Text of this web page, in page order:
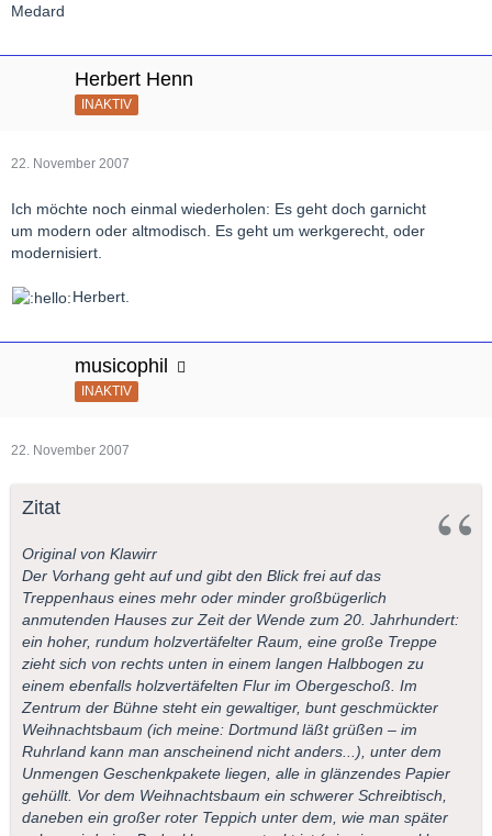
Medard
Herbert Henn
INAKTIV
22. November 2007
Ich möchte noch einmal wiederholen: Es geht doch garnicht
um modern oder altmodisch. Es geht um werkgerecht, oder
modernisiert.
Herbert.
musicophil
INAKTIV
22. November 2007
Zitat
Original von Klawirr
Der Vorhang geht auf und gibt den Blick frei auf das
Treppenhaus eines mehr oder minder großbügerlich
anmutenden Hauses zur Zeit der Wende zum 20. Jahrhundert:
ein hoher, rundum holzvertäfelter Raum, eine große Treppe
zieht sich von rechts unten in einem langen Halbbogen zu
einem ebenfalls holzvertäfelten Flur im Obergeschoß. Im
Zentrum der Bühne steht ein gewaltiger, bunt geschmückter
Weihnachtsbaum (ich meine: Dortmund läßt grüßen – im
Ruhrland kann man anscheinend nicht anders...), unter dem
Unmengen Geschenkpakete liegen, alle in glänzendes Papier
gehüllt. Vor dem Weihnachtsbaum ein schwerer Schreibtisch,
daneben ein großer roter Teppich unter dem, wie man später